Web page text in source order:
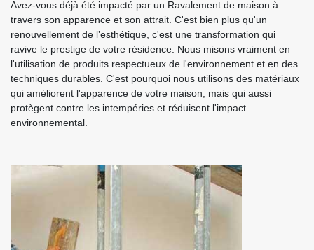
Avez-vous déjà été impacté par un Ravalement de maison à
travers son apparence et son attrait. C'est bien plus qu'un
renouvellement de l’esthétique, c'est une transformation qui
ravive le prestige de votre résidence. Nous misons vraiment en
l'utilisation de produits respectueux de l'environnement et en des
techniques durables. C'est pourquoi nous utilisons des matériaux
qui améliorent l'apparence de votre maison, mais qui aussi
protègent contre les intempéries et réduisent l'impact
environnemental.